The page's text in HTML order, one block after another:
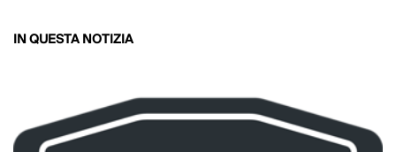
IN QUESTA NOTIZIA